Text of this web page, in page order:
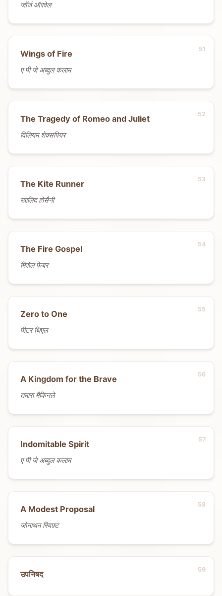
जॉर्ज ऑरवेल
Wings of Fire
ए पी जे अब्दुल कलाम
The Tragedy of Romeo and Juliet
विलियम शेक्सपियर
The Kite Runner
खालिद होसैनी
The Fire Gospel
मिशेल फेबर
Zero to One
पीटर थिएल
A Kingdom for the Brave
तमारा मैकिनले
Indomitable Spirit
ए पी जे अब्दुल कलाम
A Modest Proposal
जोनाथन स्विफ़्ट
उपनिषद